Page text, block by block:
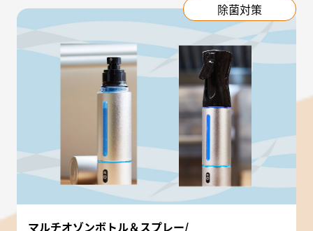
除菌対策
マルチオゾンボトル＆スプレー/